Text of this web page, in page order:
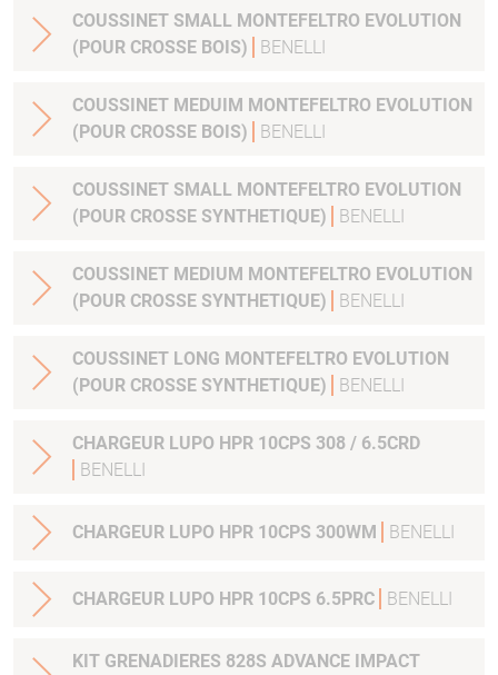
COUSSINET SMALL MONTEFELTRO EVOLUTION
(POUR CROSSE BOIS)
BENELLI
COUSSINET MEDUIM MONTEFELTRO EVOLUTION
(POUR CROSSE BOIS)
BENELLI
COUSSINET SMALL MONTEFELTRO EVOLUTION
(POUR CROSSE SYNTHETIQUE)
BENELLI
COUSSINET MEDIUM MONTEFELTRO EVOLUTION
(POUR CROSSE SYNTHETIQUE)
BENELLI
COUSSINET LONG MONTEFELTRO EVOLUTION
(POUR CROSSE SYNTHETIQUE)
BENELLI
CHARGEUR LUPO HPR 10CPS 308 / 6.5CRD
BENELLI
CHARGEUR LUPO HPR 10CPS 300WM BENELLI
CHARGEUR LUPO HPR 10CPS 6.5PRC BENELLI
KIT GRENADIERES 828S ADVANCE IMPACT